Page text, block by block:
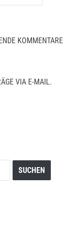
KOMMENTARE
VIA E-MAIL.